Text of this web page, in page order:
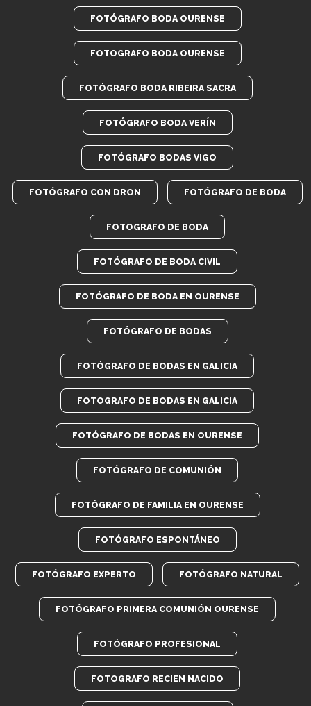
FOTÓGRAFO BODA OURENSE
FOTOGRAFO BODA OURENSE
FOTÓGRAFO BODA RIBEIRA SACRA
FOTÓGRAFO BODA VERÍN
FOTÓGRAFO BODAS VIGO
FOTÓGRAFO CON DRON FOTÓGRAFO DE BODA
FOTOGRAFO DE BODA
FOTÓGRAFO DE BODA CIVIL
FOTÓGRAFO DE BODA EN OURENSE
FOTÓGRAFO DE BODAS
FOTÓGRAFO DE BODAS EN GALICIA
FOTOGRAFO DE BODAS EN GALICIA
FOTÓGRAFO DE BODAS EN OURENSE
FOTÓGRAFO DE COMUNIÓN
FOTÓGRAFO DE FAMILIA EN OURENSE
FOTÓGRAFO ESPONTÁNEO
FOTÓGRAFO EXPERTO FOTÓGRAFO NATURAL
FOTÓGRAFO PRIMERA COMUNIÓN OURENSE
FOTÓGRAFO PROFESIONAL
FOTOGRAFO RECIEN NACIDO